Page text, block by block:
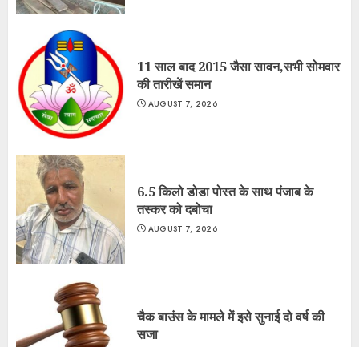
11 साल बाद 2015 जैसा सावन,सभी सोमवार
की तारीखें समान
AUGUST 7, 2026
6.5 किलो डोडा पोस्त के साथ पंजाब के
तस्कर को दबोचा
AUGUST 7, 2026
चैक बाउंस के मामले में इसे सुनाई दो वर्ष की
सजा